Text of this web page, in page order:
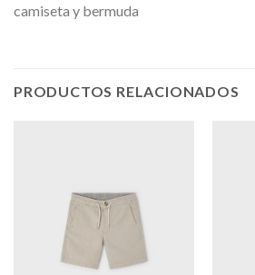
camiseta y bermuda
PRODUCTOS RELACIONADOS